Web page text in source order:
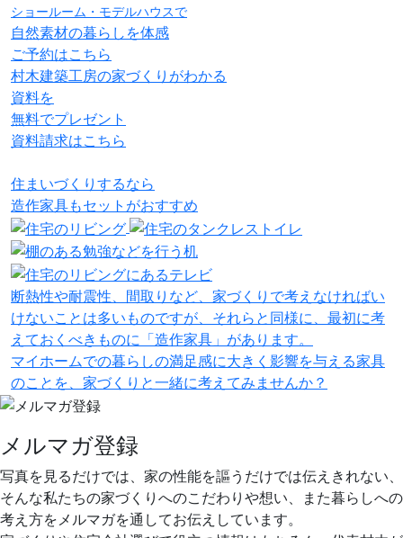
ショールーム・モデルハウスで
自然素材の暮らしを体感
ご予約はこちら
村木建築工房の家づくりがわかる
資料を
無料でプレゼント
資料請求はこちら
住まいづくりするなら
造作家具もセット がおすすめ
断熱性や耐震性、間取りなど、家づくりで考えなければい
けないことは多いものですが、それらと同様に、最初に考
えておくべきものに「造作家具」があります。
マイホームでの暮らしの満足感に大きく影響を与える家具
のことを、家づくりと一緒に考えてみませんか？
メルマガ登録
写真を見るだけでは、家の性能を謳うだけでは伝えきれない、
そんな私たちの家づくりへのこだわりや想い、また暮らしへの
考え方をメルマガを通してお伝えしています。